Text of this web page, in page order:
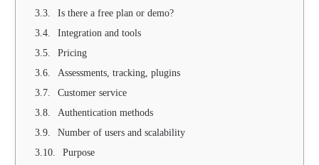
Is there a free plan or demo?
Integration and tools
Pricing
Assessments, tracking, plugins
Customer service
Authentication methods
Number of users and scalability
Purpose